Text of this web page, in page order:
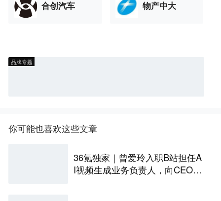
合创汽车 物产中大
品牌专题
你可能也喜欢这些文章
36氪独家｜曾爱玲入职B站担任A
I视频生成业务负责人，向CEO陈